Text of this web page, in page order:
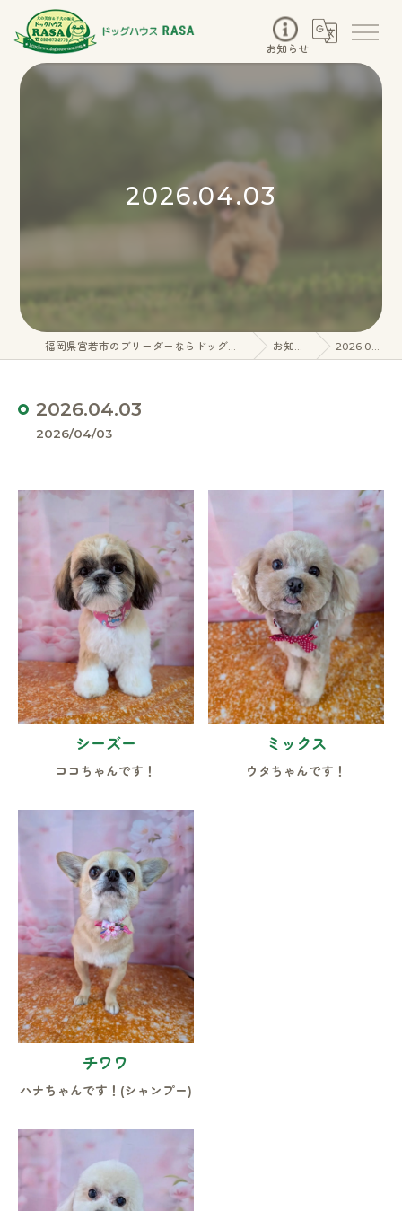
お知らせ
2026.04.03
福岡県宮若市のブリーダーならドッグハウスRASA お知らせ 2026.04.03
2026.04.03
2026/04/03
シーズー
ココちゃんです！
ミックス
ウタちゃんです！
チワワ
ハナちゃんです！(シャンプー)